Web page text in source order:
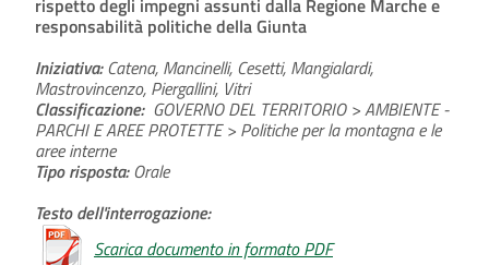
responsabilità politiche della Giunta
Iniziativa:Catena, Mancinelli, Cesetti, Mangialardi,
Mastrovincenzo, Piergallini, Vitri
Classificazione: GOVERNO DEL TERRITORIO > AMBIENTE -
PARCHI E AREE PROTETTE > Politiche per la montagna e le
aree interne
Tipo risposta:Orale
Testo dell'interrogazione:
Scarica documento in formato PDF